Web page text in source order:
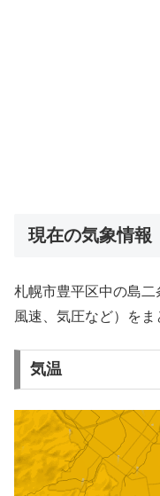
現在の気象情報
札幌市豊平区中の島二
風速、気圧など）をま
気温